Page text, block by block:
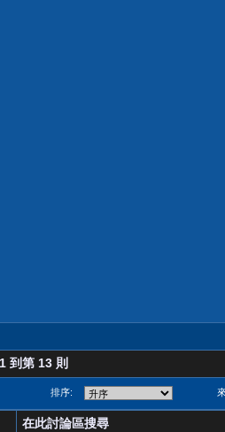
到第 13 則
排序:
在此討論區搜尋